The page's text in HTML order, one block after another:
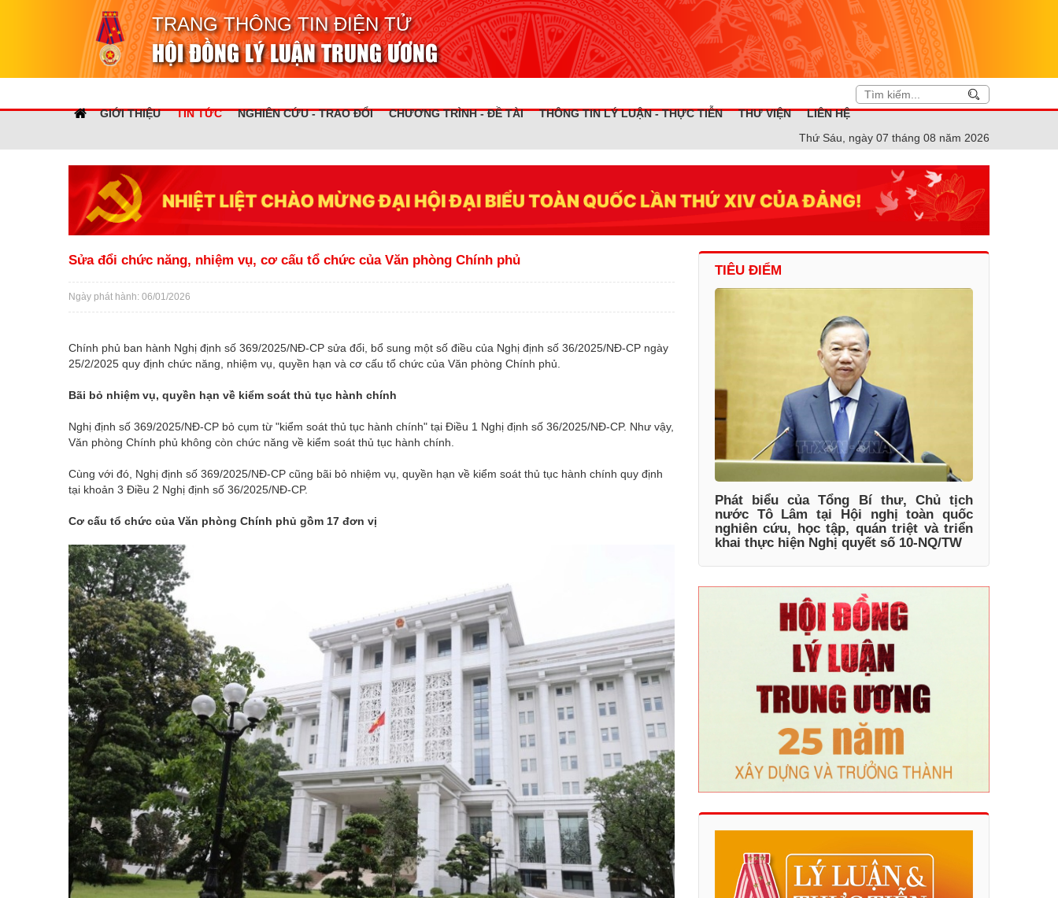
TRANG THÔNG TIN ĐIỆN TỬ
HỘI ĐỒNG LÝ LUẬN TRUNG ƯƠNG
GIỚI THIỆU TIN TỨC NGHIÊN CỨU - TRAO ĐỔI CHƯƠNG TRÌNH - ĐỀ TÀI THÔNG TIN LÝ LUẬN - THỰC TIỄN THƯ VIỆN
LIÊN HỆ
Thứ Sáu, ngày 07 tháng 08 năm 2026
Sửa đổi chức năng, nhiệm vụ, cơ cấu tổ chức của Văn phòng Chính phủ
Ngày phát hành: 06/01/2026
Chính phủ ban hành Nghị định số 369/2025/NĐ-CP sửa đổi, bổ sung một số điều của Nghị định số 36/2025/NĐ-CP ngày
25/2/2025 quy định chức năng, nhiệm vụ, quyền hạn và cơ cấu tổ chức của Văn phòng Chính phủ.
Bãi bỏ nhiệm vụ, quyền hạn về kiểm soát thủ tục hành chính
Nghị định số 369/2025/NĐ-CP bỏ cụm từ "kiểm soát thủ tục hành chính" tại Điều 1 Nghị định số 36/2025/NĐ-CP. Như vậy,
Văn phòng Chính phủ không còn chức năng về kiểm soát thủ tục hành chính.
Cùng với đó, Nghị định số 369/2025/NĐ-CP cũng bãi bỏ nhiệm vụ, quyền hạn về kiểm soát thủ tục hành chính quy định
tại khoản 3 Điều 2 Nghị định số 36/2025/NĐ-CP.
Cơ cấu tổ chức của Văn phòng Chính phủ gồm 17 đơn vị
TIÊU ĐIỂM
Phát biểu của Tổng Bí thư, Chủ tịch
nước Tô Lâm tại Hội nghị toàn quốc
nghiên cứu, học tập, quán triệt và triển
khai thực hiện Nghị quyết số 10-NQ/TW